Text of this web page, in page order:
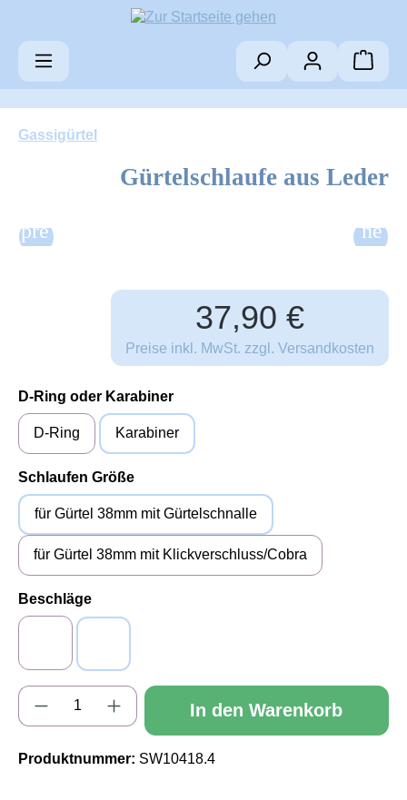
Zum Hauptinhalt springen
Gassigürtel
Gürtelschlaufe aus Leder
Bildergalerie überspringen
Regulärer Preis:
37,90 €
Preise inkl. MwSt. zzgl. Versandkosten
D-Ring oder Karabinerauswählen
D-Ring Karabiner
Schlaufen Größeauswählen
für Gürtel 38mm mit Gürtelschnalle
für Gürtel 38mm mit Klickverschluss/Cobra
Beschlägeauswählen
Produkt Anzahl: Gib den gewünschten
In den Warenkorb
Produktnummer: SW10418.4